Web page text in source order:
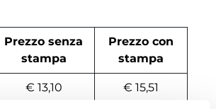
Prezzo senza
stampa
Prezzo con
stampa
€ 13,10 € 15,51